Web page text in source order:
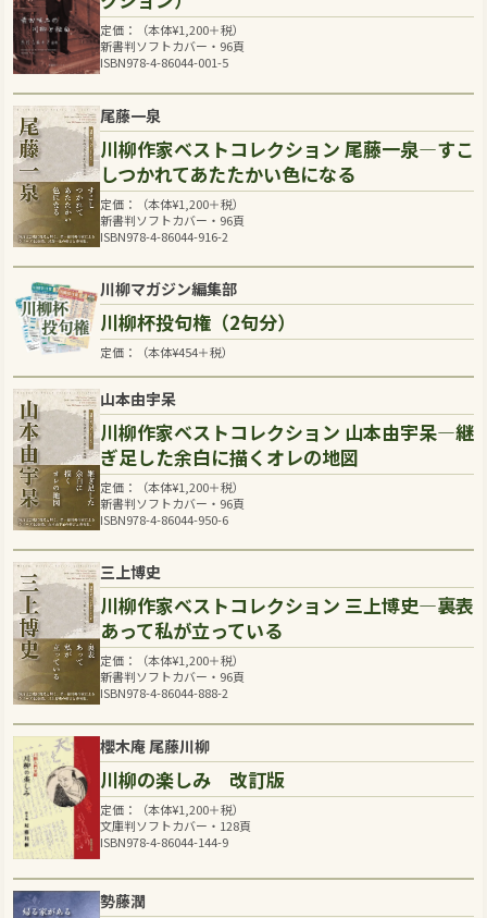
定価：（本体¥1,200＋税）
新書判ソフトカバー・96頁
ISBN978-4-86044-001-5
尾藤一泉
川柳作家ベストコレクション 尾藤一泉―すこ
しつかれてあたたかい色になる
定価：（本体¥1,200＋税）
新書判ソフトカバー・96頁
ISBN978-4-86044-916-2
川柳マガジン編集部
川柳杯投句権（2句分）
定価：（本体¥454＋税）
山本由宇呆
川柳作家ベストコレクション 山本由宇呆―継
ぎ足した余白に描くオレの地図
定価：（本体¥1,200＋税）
新書判ソフトカバー・96頁
ISBN978-4-86044-950-6
三上博史
川柳作家ベストコレクション 三上博史―裏表
あって私が立っている
定価：（本体¥1,200＋税）
新書判ソフトカバー・96頁
ISBN978-4-86044-888-2
櫻木庵 尾藤川柳
川柳の楽しみ 改訂版
定価：（本体¥1,200＋税）
文庫判ソフトカバー・128頁
ISBN978-4-86044-144-9
勢藤潤